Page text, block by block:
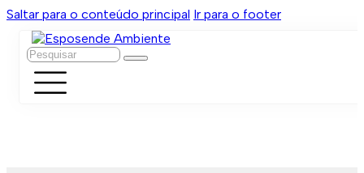
Saltar para o conteúdo principal Ir para o footer
Pesquisar